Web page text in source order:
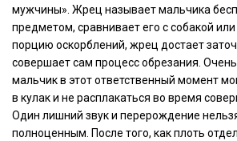
мужчины». Жрец называет мальчика
предметом, сравнивает его с собакой
порцию оскорблений, жрец достает
совершает сам процесс обрезания.
мальчик в этот ответственный момент
в кулак и не расплакаться во время
Один лишний звук и перерождение
полноценным. После того, как плоть